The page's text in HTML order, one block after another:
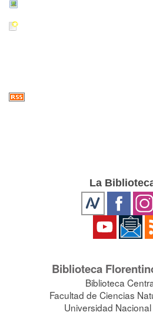
La
Biblioteca
Biblioteca
Facultad de Ciencias
Universidad